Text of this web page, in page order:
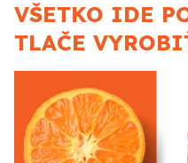
VŠETKO IDE
TLAČE